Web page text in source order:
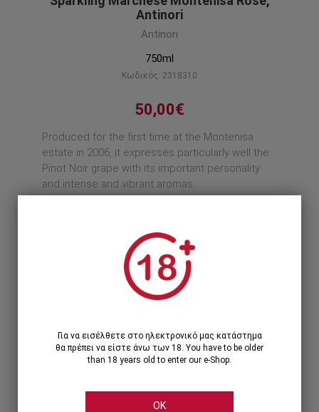
Antinori
Antinori
750ml
Κωδικός: 2318310
50,00€
Produced for the first time at the Montenisa
estate in 2006, it expresses particularly well the
Pinot Noir grape with its important personality
and intense and vibrant aromas.
50,00€
276,00€ 300,00€
Για να εισέλθετε στο ηλεκτρονικό μας κατάστημα
θα πρέπει να είστε άνω των 18. You have to be older
than 18 years old to enter our e-Shop.
OK